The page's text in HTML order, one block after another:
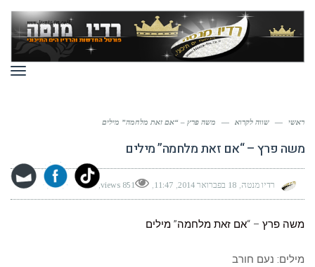
ראשי — שווה לקרוא — משה פרץ – “אם זאת מלחמה” מילים
משה פרץ – “אם זאת מלחמה” מילים
רדיו מנטה 18 בפברואר 2014 11:47
851 views
משה פרץ – “אם זאת מלחמה” מילים
מילים: נעם חורב